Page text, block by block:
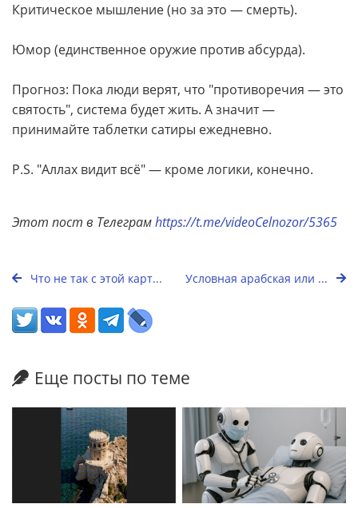
Критическое мышление (но за это — смерть).
Юмор (единственное оружие против абсурда).
Прогноз: Пока люди верят, что "противоречия — это
святость", система будет жить. А значит —
принимайте таблетки сатиры ежедневно.
P.S. "Аллах видит всё" — кроме логики, конечно.
Этот пост в Телеграмhttps://t.me/videoCelnozor/5365
Что не так с этой карт... Условная арабская или ...
Еще посты по теме